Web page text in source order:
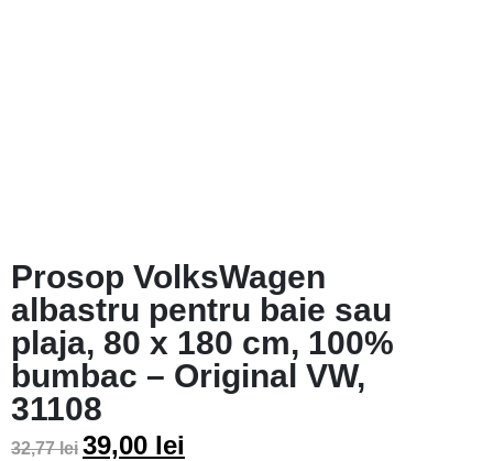
Prosop VolksWagen
albastru pentru baie sau
plaja, 80 x 180 cm, 100%
bumbac – Original VW,
31108
32,77lei 39,00 lei